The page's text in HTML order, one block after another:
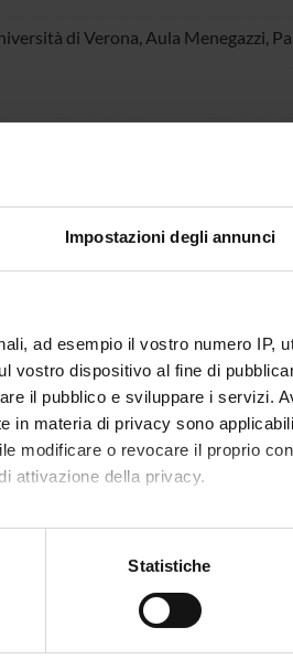
Impostazioni degli annunci
ad esempio il vostro numero IP,
vostro dispositivo al fine di
il pubblico e sviluppare i servizi.
materia di privacy sono
modificare o revocare il proprio
attivazione della privacy.
con un'approssimazione di
Statistiche
di Verona, Aula Menegazzi,
una panoramica, in contesto
dalla sua storia nel contesto
dei fenomeni politici a
di uno sguardo europeo
e competenza nella
ÈUROPA. Quarta edizione
di concerti, spettacoli
esposizioni e altri eventi di
spettacoli teatrali, rassegne
eventi di pubblica utilità aperti alla
- SDGs
perseguimento degliObiettivi di